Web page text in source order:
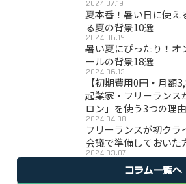
2024.07.19
夏本番！暑い日に使え
る夏の背景10選
2024.06.19
暑い夏にぴったり！オ
ールの背景18選
2024.06.13
【初期費用0円・月額
起業家・フリーランス
ロン」を使う3つの理由
2024.04.08
フリーランスが初クラ
会議で準備しておいた
2024.03.07
コラム一覧へ